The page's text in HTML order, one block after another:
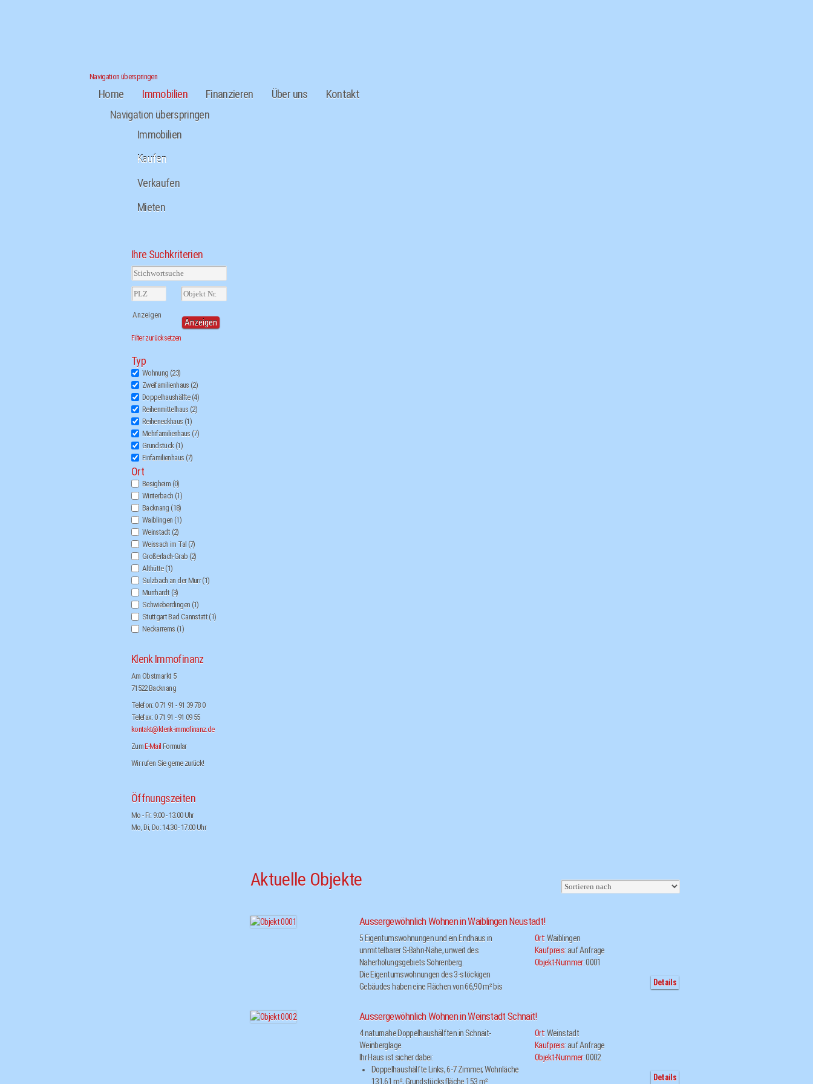
Navigation überspringen
Home Immobilien Finanzieren Über uns Kontakt
Navigation überspringen
Immobilien
Kaufen
Verkaufen
Mieten
Ihre Suchkriterien
Filter zurücksetzen
Typ
Wohnung (23)
Zweifamilienhaus (2)
Doppelhaushälfte (4)
Reihenmittelhaus (2)
Reiheneckhaus (1)
Mehrfamilienhaus (7)
Grundstück (1)
Einfamilienhaus (7)
Ort
Besigheim (0)
Winterbach (1)
Backnang (18)
Waiblingen (1)
Weinstadt (2)
Weissach im Tal (7)
Großerlach-Grab (2)
Althütte (1)
Sulzbach an der Murr(1)
Murrhardt (3)
Schwieberdingen (1)
Stuttgart Bad Cannstatt (1)
Neckarrems (1)
Klenk Immofinanz
Am Obstmarkt 5
71522 Backnang
Telefon: 0 71 91 - 91 39 78 0
Telefax: 0 71 91 - 91 09 55
kontakt@klenk-immofinanz.de
ZumE-Mail Formular
Wir rufen Sie gerne zurück!
Öffnungszeiten
Mo - Fr: 9:00 - 13:00 Uhr
Mo, Di, Do: 14:30 - 17:00 Uhr
Aktuelle Objekte
Aussergewöhnlich Wohnen in Waiblingen Neustadt!
5 Eigentumswohnungen und ein Endhaus in
unmittelbarer S-Bahn-Nähe, unweit des
Naherholungsgebiets Söhrenberg.
Die Eigentumswohnungen des 3-stöckigen
Gebäudes haben eine Flächen von 66,90 m² bis
4-Zimmer Maisonette inkl. Hobbyraum 8,
Abstellraum und Gartenanteil mit 124,71 m² im
EG
2-Zimmer Maisonette inkl. Hobbyraum 7,
Abstellraum und Gartenanteil mit 89,19 m² im EG
4-Zimmer Wohnung mit 77,88 m² im OG Links.
Ort:Waiblingen
Kaufpreis:auf Anfrage
Objekt-Nummer:0001
Details
Aussergewöhnlich Wohnen in Weinstadt Schnait!
4 naturnahe Doppelhaushälften in Schnait-
Weinberglage.
Ihr Haus ist sicher dabei:
Doppelhaushälfte Links, 6-7 Zimmer, Wohnläche
131,61 m², Grundstücksfläche 153 m²
Ort:Weinstadt
Kaufpreis:auf Anfrage
Objekt-Nummer:0002
Details